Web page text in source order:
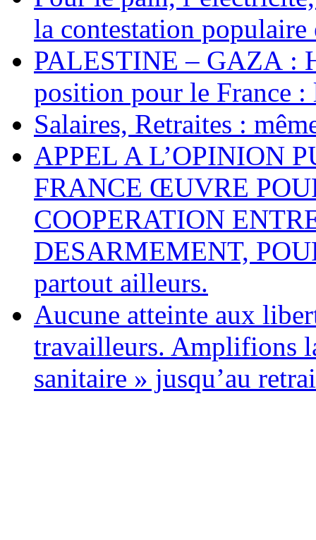
la contestation populaire
PALESTINE – GAZA :
position pour le France :
Salaires, Retraites :
APPEL A L’OPINION
FRANCE ŒUVRE
COOPERATION
DESARMEMENT,
partout ailleurs.
Aucune atteinte aux
travailleurs. Amplifions
sanitaire » jusqu’au